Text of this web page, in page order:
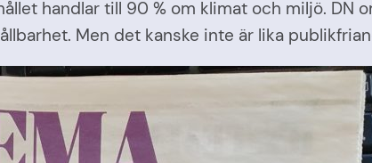
handlar till 90 % om klimat och miljö. DN
Men det kanske inte är lika